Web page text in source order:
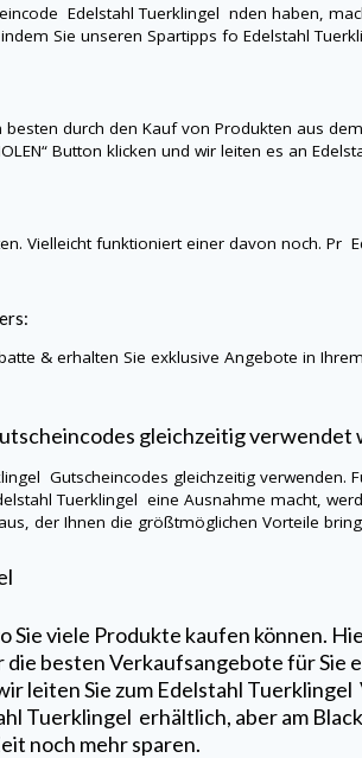
Edelstahl Tuerklingelnden haben,
Sie unseren Spartipps foEdelstahl
durch den Kauf von Produkten aus
Button klicken und wir leiten es an
Vielleicht funktioniert einer davon noch. Pr
& erhalten Sie exklusive Angebote in
gleichzeitig verwendet
Gutscheincodes gleichzeitig verwenden.
Tuerklingeleine Ausnahme macht,
der Ihnen die größtmöglichen Vorteile
Sie viele Produkte kaufen können.
die besten Verkaufsangebote für Sie
leiten Sie zum Edelstahl Tuerklingel
Tuerklingel erhältlich, aber am
noch mehr sparen.